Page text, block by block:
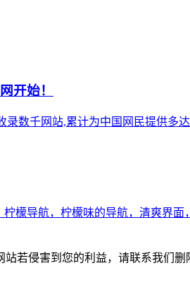
开始！
数千网站,累计为中国网民提供
檬导航，柠檬味的导航，清爽界
若侵害到您的利益，请联系我们删